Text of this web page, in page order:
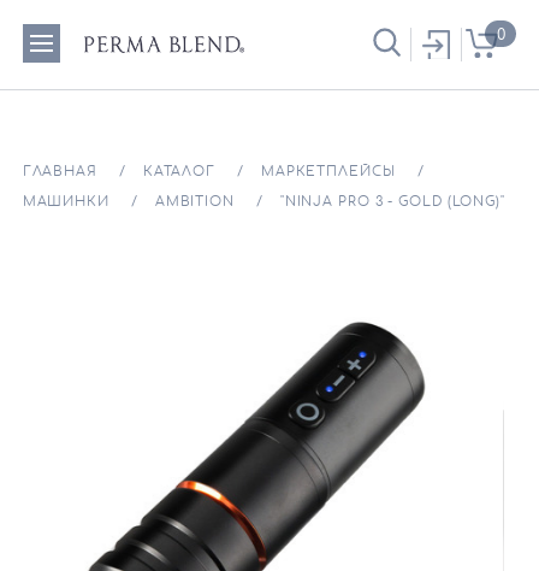
0
ГЛАВНАЯ КАТАЛОГ МАРКЕТПЛЕЙСЫ
МАШИНКИ AMBITION "NINJA PRO 3 - GOLD (LONG)"